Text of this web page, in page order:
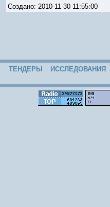
Создано: 2010-11-30 11:55:00
ТЕНДЕРЫ ИССЛЕДОВАНИЯ